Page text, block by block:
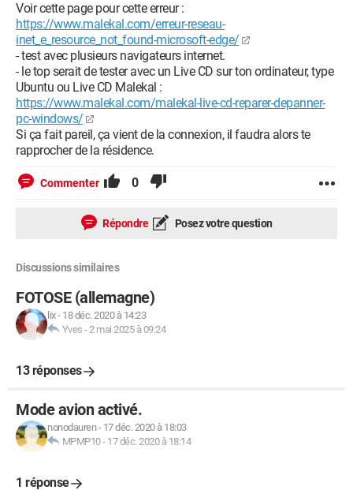
Voir cette page pour cette erreur :
https://www.malekal.com/erreur-reseau-
inet_e_resource_not_found-microsoft-edge/
- test avec plusieurs navigateurs internet.
- le top serait de tester avec un Live CD sur ton ordinateur, type
Ubuntu ou Live CD Malekal :
https://www.malekal.com/malekal-live-cd-reparer-depanner-
pc-windows/
Si ça fait pareil, ça vient de la connexion, il faudra alors te
rapprocher de la résidence.
Commenter 0
Répondre Posez votre question
Discussions similaires
FOTOSE (allemagne)
lix- 18 déc. 2020 à 14:23
Yves -2 mai 2025 à 09:24
13 réponses
Mode avion activé.
nonodauren- 17 déc. 2020 à 18:03
MPMP10- 17 déc. 2020 à 18:14
1 réponse